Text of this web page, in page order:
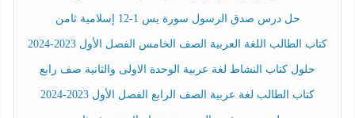
حل درس صدق الرسول سورة يس 1-12 إسلامية ثامن
كتاب الطالب اللغة العربية الصف الخامس الفصل الأول 2023-2024
حلول كتاب النشاط لغة عربية الوحدة الاولى والثانية صف رابع
كتاب الطالب لغة عربية الصف الرابع الفصل الأول 2023-2024